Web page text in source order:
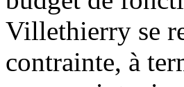
Villethierry se
contrainte, à